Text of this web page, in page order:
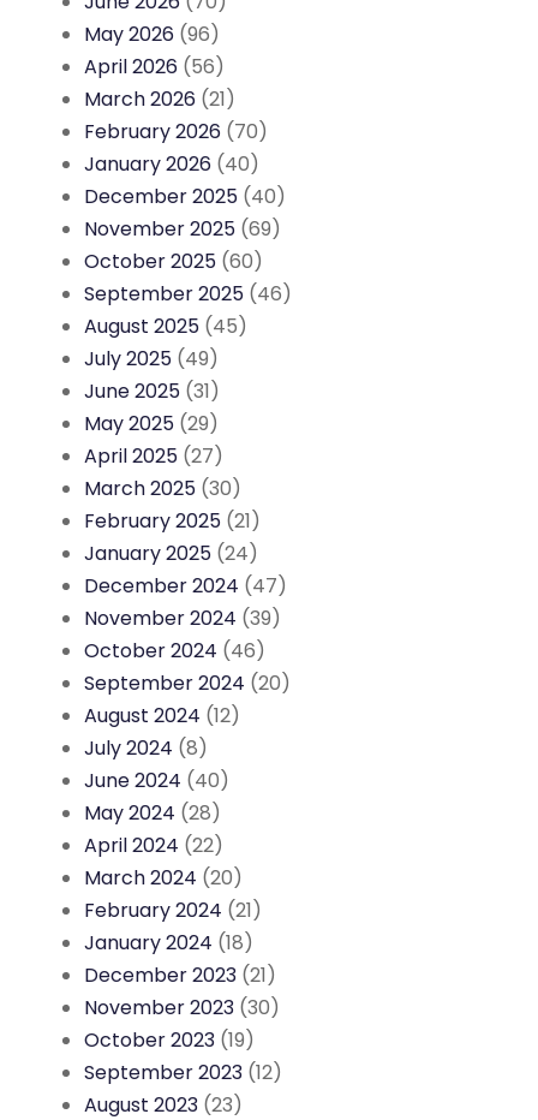
May 2026 (96)
April 2026 (56)
March 2026 (21)
February 2026 (70)
January 2026 (40)
December 2025 (40)
November 2025 (69)
October 2025 (60)
September 2025 (46)
August 2025 (45)
July 2025 (49)
June 2025 (31)
May 2025 (29)
April 2025 (27)
March 2025 (30)
February 2025 (21)
January 2025 (24)
December 2024 (47)
November 2024 (39)
October 2024 (46)
September 2024 (20)
August 2024 (12)
July 2024 (8)
June 2024 (40)
May 2024 (28)
April 2024 (22)
March 2024 (20)
February 2024 (21)
January 2024 (18)
December 2023 (21)
November 2023 (30)
October 2023 (19)
September 2023 (12)
August 2023 (23)